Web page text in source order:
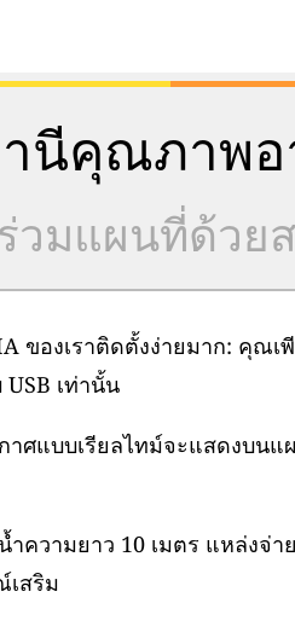
นีคุณภาพอ
วมแผนที่ด้ว
ของเราติดตั้งง่ายมาก: คุณเ
เท่านั้น
าศแบบเรียลไทม์จะแสดงบน
ความยาว 10 เมตร แหล่งจ่
เสริม